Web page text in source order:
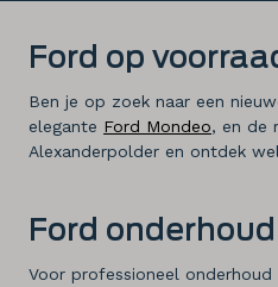
Ford op
Ben je op zoek naar een
elegante Ford Mondeo, en de
Alexanderpolder en ontdek
Ford
Voor professioneel